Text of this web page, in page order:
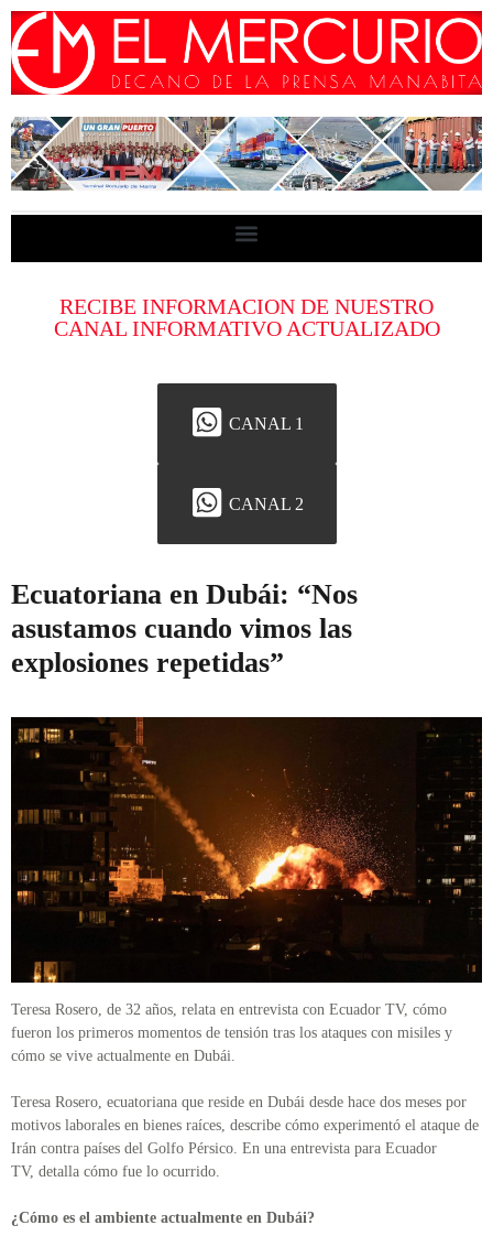
RECIBE INFORMACION DE NUESTRO
CANAL INFORMATIVO ACTUALIZADO
CANAL 1
CANAL 2
Ecuatoriana en Dubái: “Nos
asustamos cuando vimos las
explosiones repetidas”
Teresa Rosero, de 32 años, relata en entrevista con Ecuador TV, cómo
fueron los primeros momentos de tensión tras los ataques con misiles y
cómo se vive actualmente en Dubái.
Teresa Rosero, ecuatoriana que reside en Dubái desde hace dos meses por
motivos laborales en bienes raíces, describe cómo experimentó el ataque de
Irán contra países del Golfo Pérsico. En una entrevista para Ecuador
TV, detalla cómo fue lo ocurrido.
¿Cómo es el ambiente actualmente en Dubái?